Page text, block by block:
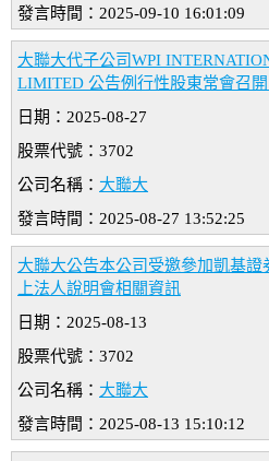
發言時間：2025-09-10 16:01:09
大聯大代子公司WPI
LIMITED 公告例行性股東常會召開
日期：2025-08-27
股票代號：3702
公司名稱： 大聯大
發言時間：2025-08-27 13:52:25
大聯大公告本公司受邀參加凱基證
上法人說明會相關資訊
日期：2025-08-13
股票代號：3702
公司名稱： 大聯大
發言時間：2025-08-13 15:10:12